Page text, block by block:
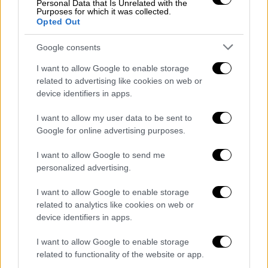
Personal Data that Is Unrelated with the
Purposes for which it was collected.
Opted Out
Google consents
I want to allow Google to enable storage
related to advertising like cookies on web or
device identifiers in apps.
I want to allow my user data to be sent to
Google for online advertising purposes.
I want to allow Google to send me
personalized advertising.
I want to allow Google to enable storage
related to analytics like cookies on web or
device identifiers in apps.
I want to allow Google to enable storage
related to functionality of the website or app.
ΚΟΣΜΟΣ17.10.201920:07
Brexit: Θετική η ανταπόκριση των ηγετών
Brexit: Θετική η ανταπόκριση των ηγετών
στη νέα συμφωνία
Την ώρα που οι βουλευτές θα συζητούν τη
σημαντικότερη γεωπολιτική κίνηση στην
Παγκόσμιο Πόλεμο, εκατοντάδες χιλιάδες